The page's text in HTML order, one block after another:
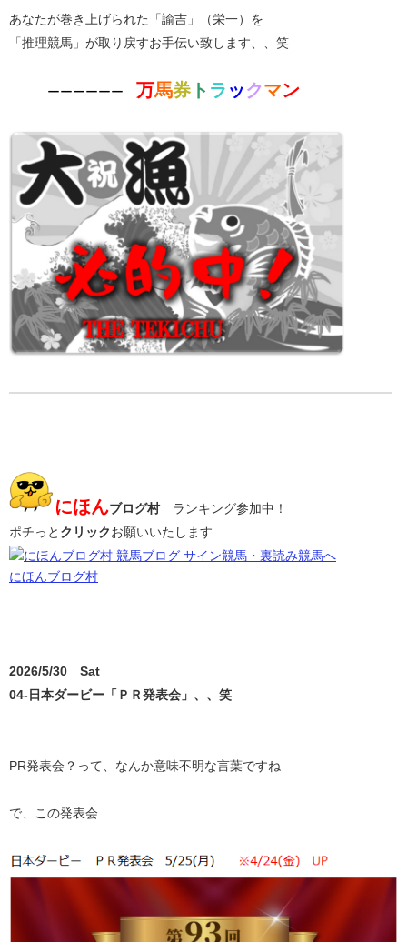
あなたが巻き上げられた「諭吉」（栄一）を
「推理競馬」が取り戻すお手伝い致します、、笑
ーーーーーー 万馬券 ト ラ ックマン
にほんブログ村ランキング参加中！
ポチっと クリックお願いいたします
にほんブログ村
2026/5/30 Sat
04-日本ダービー「ＰＲ発表会」、、笑
PR発表会？って、なんか意味不明な言葉ですね
で、この発表会